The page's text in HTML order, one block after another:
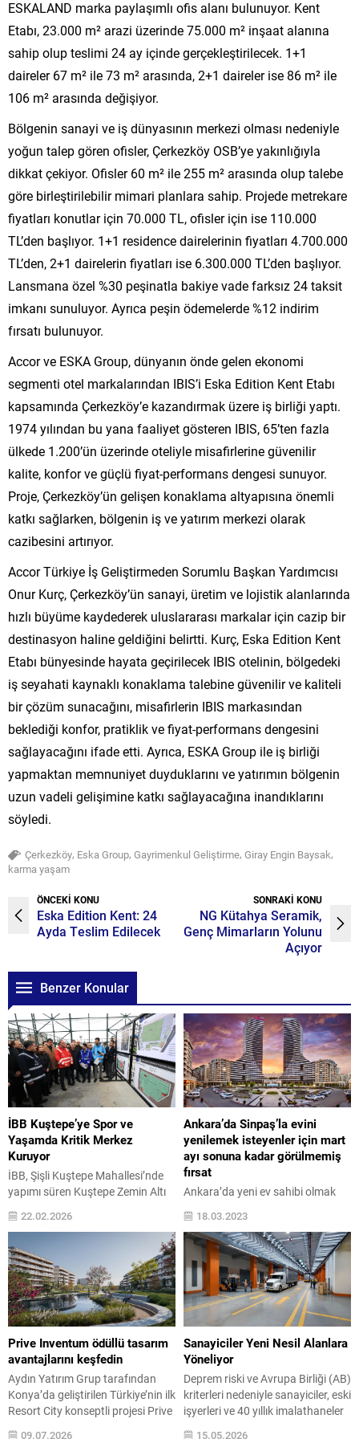
ESKALAND marka paylaşımlı ofis alanı bulunuyor. Kent
Etabı, 23.000 m² arazi üzerinde 75.000 m² inşaat alanına
sahip olup teslimi 24 ay içinde gerçekleştirilecek. 1+1
daireler 67 m² ile 73 m² arasında, 2+1 daireler ise 86 m² ile
106 m² arasında değişiyor.
Bölgenin sanayi ve iş dünyasının merkezi olması nedeniyle
yoğun talep gören ofisler, Çerkezköy OSB’ye yakınlığıyla
dikkat çekiyor. Ofisler 60 m² ile 255 m² arasında olup talebe
göre birleştirilebilir mimari planlara sahip. Projede metrekare
fiyatları konutlar için 70.000 TL, ofisler için ise 110.000
TL’den başlıyor. 1+1 residence dairelerinin fiyatları 4.700.000
TL’den, 2+1 dairelerin fiyatları ise 6.300.000 TL’den başlıyor.
Lansmana özel %30 peşinatla bakiye vade farksız 24 taksit
imkanı sunuluyor. Ayrıca peşin ödemelerde %12 indirim
fırsatı bulunuyor.
Accor ve ESKA Group, dünyanın önde gelen ekonomi
segmenti otel markalarından IBIS’i Eska Edition Kent Etabı
kapsamında Çerkezköy’e kazandırmak üzere iş birliği yaptı.
1974 yılından bu yana faaliyet gösteren IBIS, 65’ten fazla
ülkede 1.200’ün üzerinde oteliyle misafirlerine güvenilir
kalite, konfor ve güçlü fiyat-performans dengesi sunuyor.
Proje, Çerkezköy’ün gelişen konaklama altyapısına önemli
katkı sağlarken, bölgenin iş ve yatırım merkezi olarak
cazibesini artırıyor.
Accor Türkiye İş Geliştirmeden Sorumlu Başkan Yardımcısı
Onur Kurç, Çerkezköy’ün sanayi, üretim ve lojistik alanlarında
hızlı büyüme kaydederek uluslararası markalar için cazip bir
destinasyon haline geldiğini belirtti. Kurç, Eska Edition Kent
Etabı bünyesinde hayata geçirilecek IBIS otelinin, bölgedeki
iş seyahati kaynaklı konaklama talebine güvenilir ve kaliteli
bir çözüm sunacağını, misafirlerin IBIS markasından
beklediği konfor, pratiklik ve fiyat-performans dengesini
sağlayacağını ifade etti. Ayrıca, ESKA Group ile iş birliği
yapmaktan memnuniyet duyduklarını ve yatırımın bölgenin
uzun vadeli gelişimine katkı sağlayacağına inandıklarını
söyledi.
Çerkezköy, Eska Group, Gayrimenkul Geliştirme, Giray Engin Baysak,
karma yaşam
ÖNCEKİ KONU
Eska Edition Kent: 24
Ayda Teslim Edilecek
SONRAKİ KONU
NG Kütahya Seramik,
Genç Mimarların Yolunu
Açıyor
Benzer Konular
İBB Kuştepe’ye Spor ve
Yaşamda Kritik Merkez
Kuruyor
İBB, Şişli Kuştepe Mahallesi’nde
yapımı süren Kuştepe Zemin Altı
Otoparkı projesinde sona
yaklaştı. Tamamlandığında
alanlarına, pazar yerinden afet
toplanma alanına kadar çok
yönlü bir yaşam merkezine
kavuşacak. İBB Başkanvekili Nuri
Aslan, inceleme sonrası yaptığı
açıklamada, kompleksin
tamamlanmak üzere olduğunu
belirterek, “Burası bir taraftan
çocukların problemini, bir
taraftan...
22.02.2026
Ankara’da Sinpaş’la evini
yenilemek isteyenler için mart
ayı sonuna kadar görülmemiş
fırsat
Ankara’da yeni ev sahibi olmak
veya evini yenilemek isteyenlere
Sinpaş’tan üç ayrı projede mart
ayı sonuna kadar geçerli hemen
teslim ve hemen tapu avantajları
sunan, indirim kampanyası
başladı. Aileleriyle güven içinde
yaşamak için yeni bir eve
taşınmak isteyenlere Sinpaş’ın
Marina Ankara, Ege Vadisi ve
Altınoran projelerinde yüzde 20
indirim kampanyası...
18.03.2023
Prive Inventum ödüllü tasarım
avantajlarını keşfedin
Aydın Yatırım Grup tarafından
Konya’da geliştirilen Türkiye’nin ilk
Resort City konseptli projesi Prive
Inventum, dünyanın en prestijli
09.07.2026
Sanayiciler Yeni Nesil Alanlara
Yöneliyor
Deprem riski ve Avrupa Birliği (AB)
kriterleri nedeniyle sanayiciler, eski
işyerleri ve 40 yıllık imalathaneler
yerine yeni nesil üretim ve çalışma
15.05.2026